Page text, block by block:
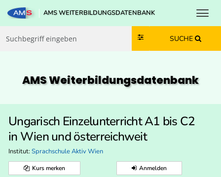
Zum Inhalt springen
Zum Navmenü springen
Zur Suche springen
Zur Footer springen
AMS WEITERBILDUNGSDATENBANK
SUCHE
AMS Weiterbildungs­datenbank
Ungarisch Einzelunterricht A1 bis C2
in Wien und österreichweit
Institut: Sprachschule Aktiv Wien
Kurs merken Anmelden